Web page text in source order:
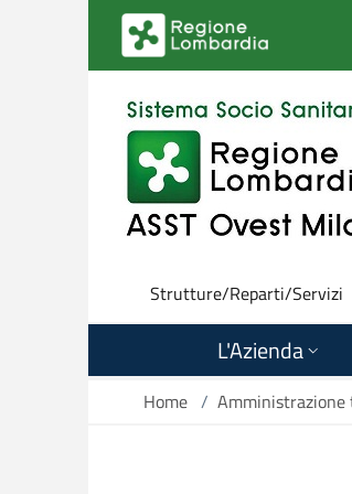
Salta al contenuto principale
Strutture/Reparti/Servizi
L'Azienda
Home /